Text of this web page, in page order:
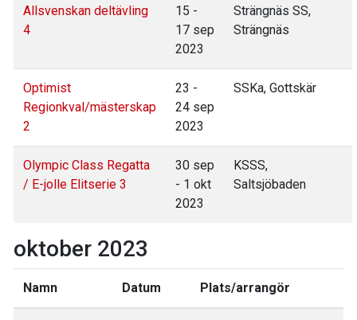
Allsvenskan deltävling
4
15 -
17 sep
2023
Strängnäs SS,
Strängnäs
Optimist
Regionkval/mästerskap
2
23 -
24 sep
2023
SSKa, Gottskär
Olympic Class Regatta
/ E-jolle Elitserie 3
30 sep
- 1 okt
2023
KSSS,
Saltsjöbaden
oktober 2023
Namn Datum Plats/arrangör